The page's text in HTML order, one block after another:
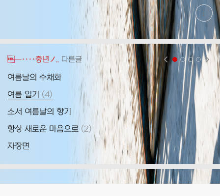
현
재
시
글
추
가
기
능
열
기
―····중년ノ.. 다른글
여름날의 수채화
여름 일기
댓
글
(4)
소서 여름날의 향기
항상 새로운 마음으로 댓
(2)
자장면